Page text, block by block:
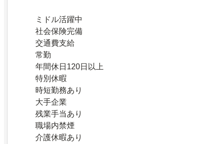
ミドル活躍中
社会保険完備
交通費支給
常勤
年間休日120日以上
特別休暇
時短勤務あり
大手企業
残業手当あり
職場内禁煙
介護休暇あり